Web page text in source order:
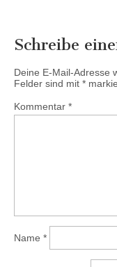
Schreibe
Deine E-Mail-Adresse
Felder sind mit *
Kommentar *
Name *